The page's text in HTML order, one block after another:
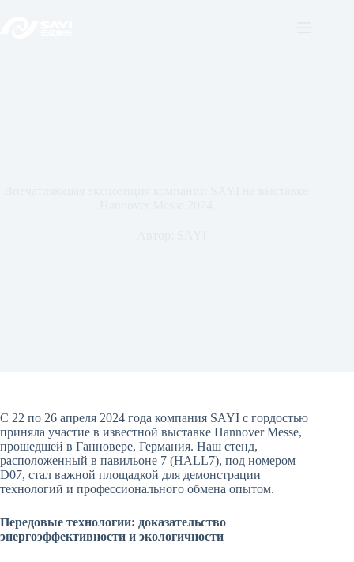
С 22 по 26 апреля 2024 года компания SAYI с гордостью
приняла участие в известной выставке Hannover Messe,
прошедшей в Ганновере, Германия. Наш стенд,
расположенный в павильоне 7 (HALL7), под номером
D07, стал важной площадкой для демонстрации
технологий и профессионального обмена опытом.
Передовые технологии: доказательство
энергоэффективности и экологичности